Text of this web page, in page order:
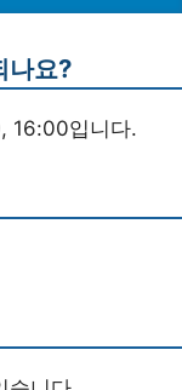
나요?
16:00입니다.